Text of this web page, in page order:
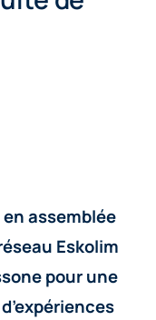
assemblée
Eskolim
pour une